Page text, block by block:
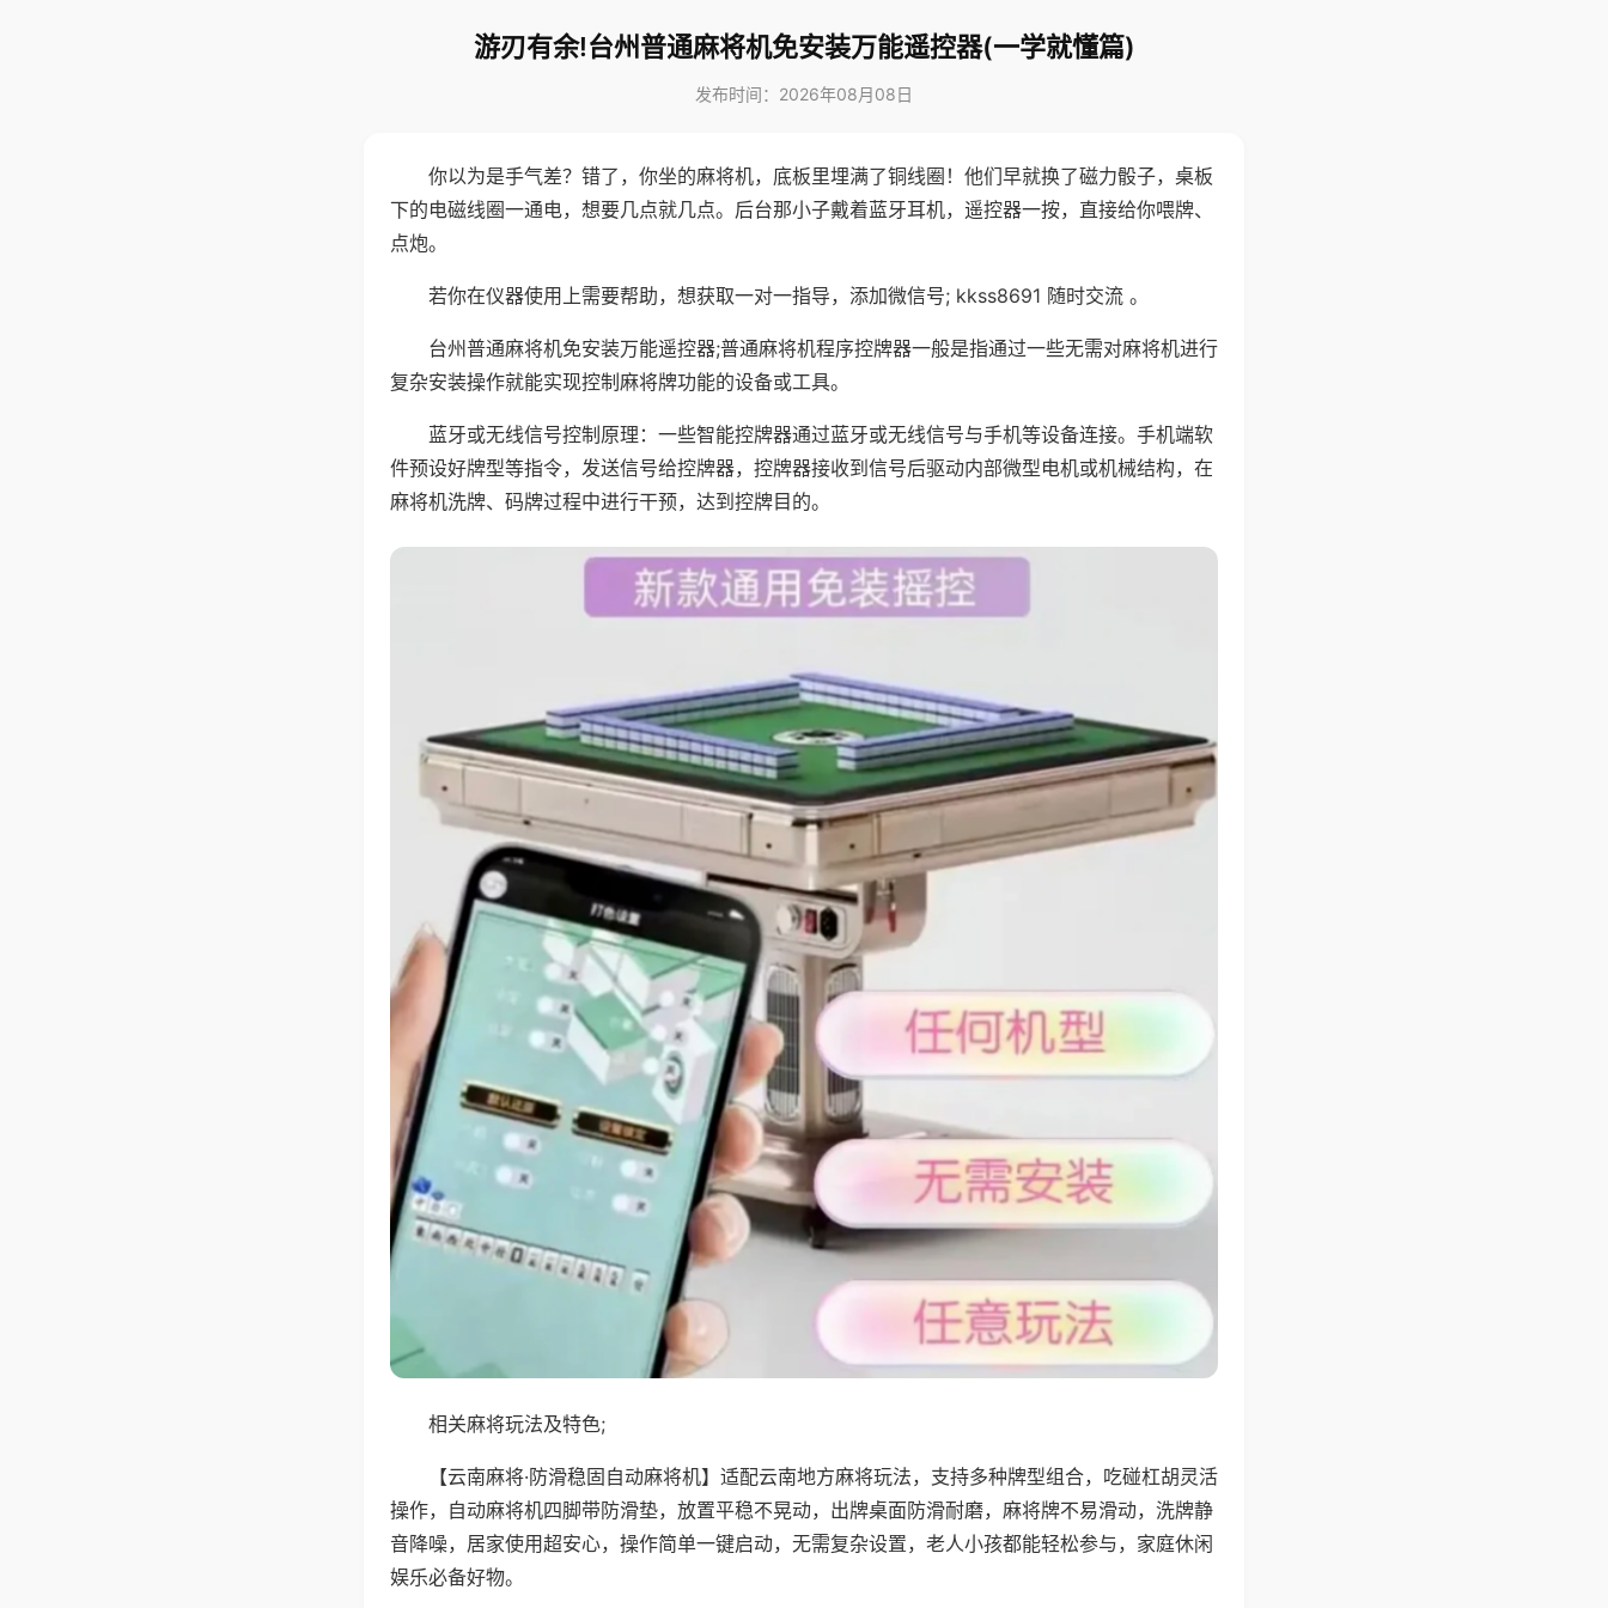
游刃有余!台州普通麻将机免安装万能遥控器(一学就懂篇)
发布时间：2026年08月08日
你以为是手气差？错了，你坐的麻将机，底板里埋满了铜线圈！他们早就换了磁力骰子，桌板
下的电磁线圈一通电，想要几点就几点。后台那小子戴着蓝牙耳机，遥控器一按，直接给你喂牌、
点炮。
若你在仪器使用上需要帮助，想获取一对一指导，添加微信号; kkss8691 随时交流 。
台州普通麻将机免安装万能遥控器;普通麻将机程序控牌器一般是指通过一些无需对麻将机进行
复杂安装操作就能实现控制麻将牌功能的设备或工具。
蓝牙或无线信号控制原理：一些智能控牌器通过蓝牙或无线信号与手机等设备连接。手机端软
件预设好牌型等指令，发送信号给控牌器，控牌器接收到信号后驱动内部微型电机或机械结构，在
麻将机洗牌、码牌过程中进行干预，达到控牌目的。
相关麻将玩法及特色;
【云南麻将·防滑稳固自动麻将机】适配云南地方麻将玩法，支持多种牌型组合，吃碰杠胡灵活
操作，自动麻将机四脚带防滑垫，放置平稳不晃动，出牌桌面防滑耐磨，麻将牌不易滑动，洗牌静
音降噪，居家使用超安心，操作简单一键启动，无需复杂设置，老人小孩都能轻松参与，家庭休闲
娱乐必备好物。